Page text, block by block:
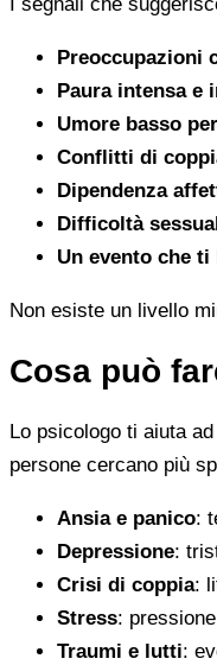
I segnali che
Preoccupazioni
Paura intensa e
Umore basso
Conflitti di
Dipendenza
Difficoltà
Un evento che ti
Non esiste un livello
Cosa può
Lo psicologo ti aiuta
persone cercano più
Ansia e panico:
Depressione:
Crisi di coppia:
Stress:
Traumi e lutti: